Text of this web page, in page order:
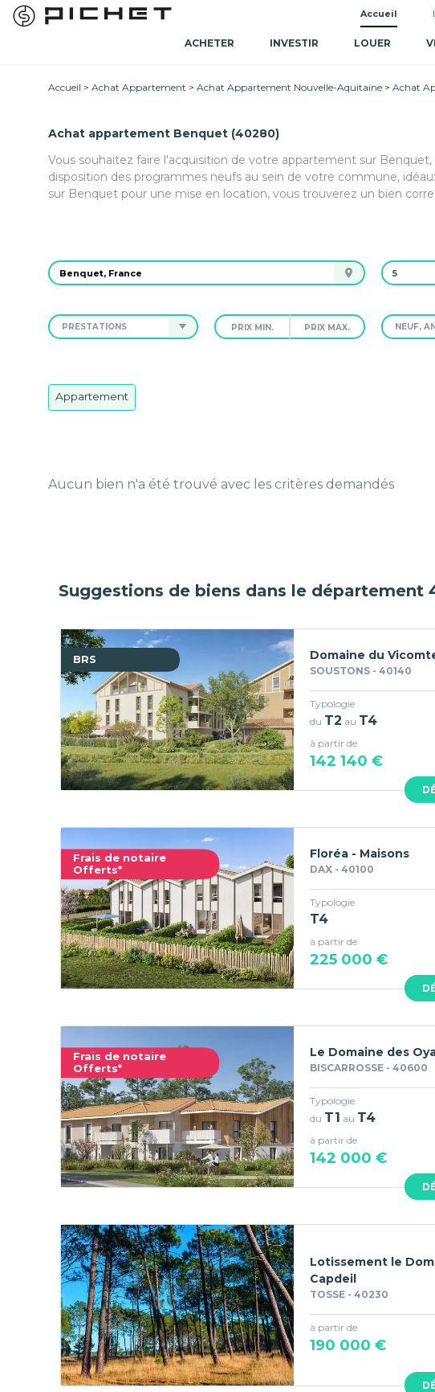
Accueil
ACHETER INVESTIR LOUER
Accueil Achat Appartement Achat Appartement Nouvelle-Aquitaine Achat
Achat appartement Benquet (40280)
Vous souhaitez faire l'acquisition de votre appartement sur
disposition des programmes neufs au sein de votre commune,
sur Benquet pour une mise en location, vous trouverez un bien
PRESTATIONS NEUF,
Appartement
Aucun bien n'a été trouvé avec les critères demandés
Suggestions de biens dans le département
BRS Domaine du
SOUSTONS - 40140
Typologie
du T2 au T4
à partir de
142 140 €
Frais de notaire
Offerts*
Floréa - Maisons
DAX - 40100
Typologie
T4
à partir de
225 000 €
Frais de notaire
Offerts*
Le Domaine des
BISCARROSSE - 40600
Typologie
du T1 au T4
à partir de
142 000 €
Lotissement le
Capdeil
TOSSE - 40230
à partir de
190 000 €